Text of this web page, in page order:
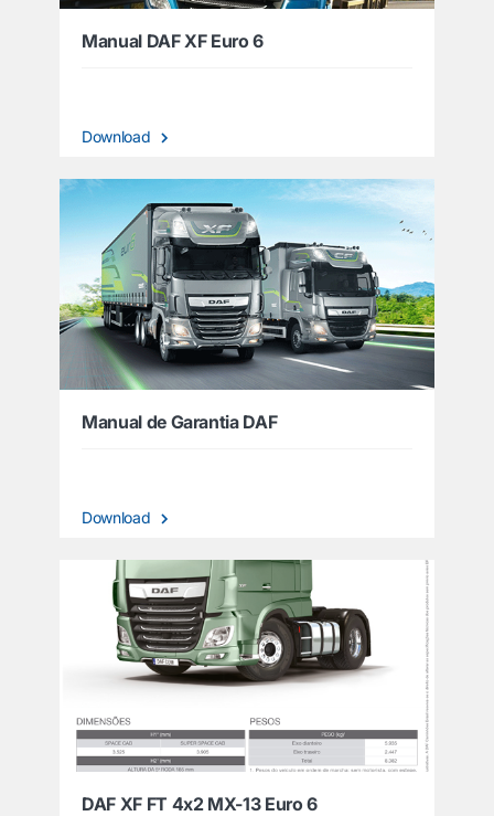
Manual DAF XF Euro 6
Download
Manual de Garantia DAF
Download
DAF XF FT 4x2 MX-13 Euro 6